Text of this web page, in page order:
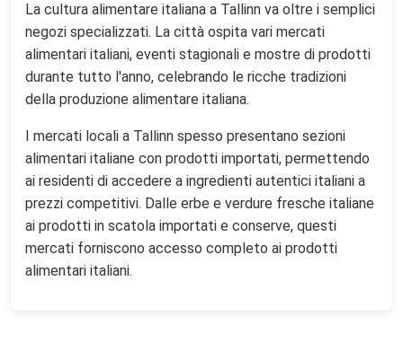
La cultura alimentare italiana a Tallinn va oltre i semplici
negozi specializzati. La città ospita vari mercati
alimentari italiani, eventi stagionali e mostre di prodotti
durante tutto l'anno, celebrando le ricche tradizioni
della produzione alimentare italiana.
I mercati locali a Tallinn spesso presentano sezioni
alimentari italiane con prodotti importati, permettendo
ai residenti di accedere a ingredienti autentici italiani a
prezzi competitivi. Dalle erbe e verdure fresche italiane
ai prodotti in scatola importati e conserve, questi
mercati forniscono accesso completo ai prodotti
alimentari italiani.